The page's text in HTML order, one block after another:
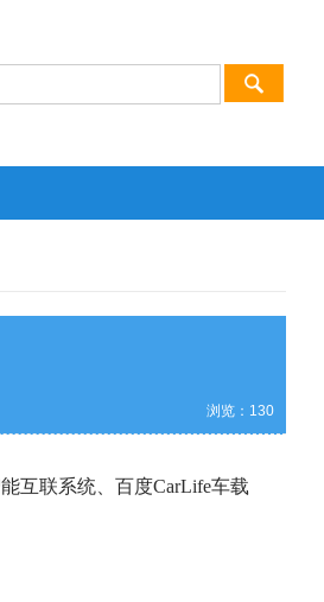
浏览： 130
互联系统、百度CarLife车载